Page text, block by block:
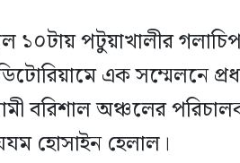
পটুয়াখালীর
এক সম্মেলনে
বরিশাল অঞ্চলের
হোসাইন হেলাল।